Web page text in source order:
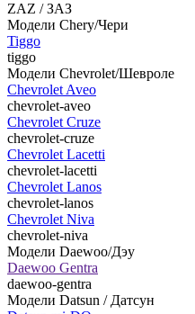
ZAZ / ЗАЗ
Модели Chery/Чери
Tiggo
tiggo
Модели Chevrolet/Шевроле
Chevrolet Aveo
chevrolet-aveo
Chevrolet Cruze
chevrolet-cruze
Chevrolet Lacetti
chevrolet-lacetti
Chevrolet Lanos
chevrolet-lanos
Chevrolet Niva
chevrolet-niva
Модели Daewoo/Дэу
Daewoo Gentra
daewoo-gentra
Модели Datsun / Датсун